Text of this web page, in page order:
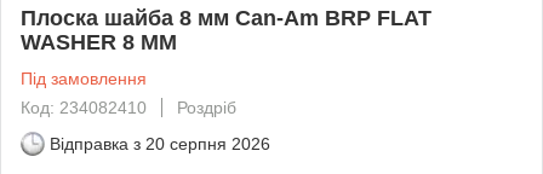
Плоска шайба 8 мм Can-Am BRP FLAT
WASHER 8 MM
Під замовлення
Код: 234082410
Роздріб
Відправка з 20 серпня 2026